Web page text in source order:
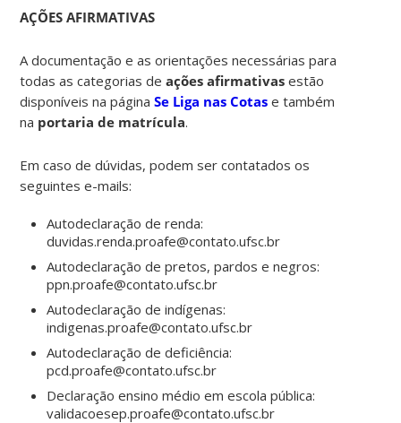
AÇÕES AFIRMATIVAS
A documentação e as orientações necessárias para
todas as categorias deações afirmativas estão
disponíveis na páginaSe Liga nas Cotas e também
na portaria de matrícula.
Em caso de dúvidas, podem ser contatados os
seguintes e-mails:
Autodeclaração de renda:
duvidas.renda.proafe@contato.ufsc.br
Autodeclaração de pretos, pardos e negros:
ppn.proafe@contato.ufsc.br
Autodeclaração de indígenas:
indigenas.proafe@contato.ufsc.br
Autodeclaração de deficiência:
pcd.proafe@contato.ufsc.br
Declaração ensino médio em escola pública:
validacoesep.proafe@contato.ufsc.br